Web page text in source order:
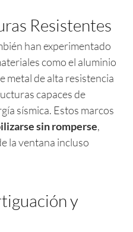
Resistentes
han experimentado
como el aluminio
metal de alta resistencia
capaces de
sísmica. Estos marcos
sin romperse,
la ventana incluso
y